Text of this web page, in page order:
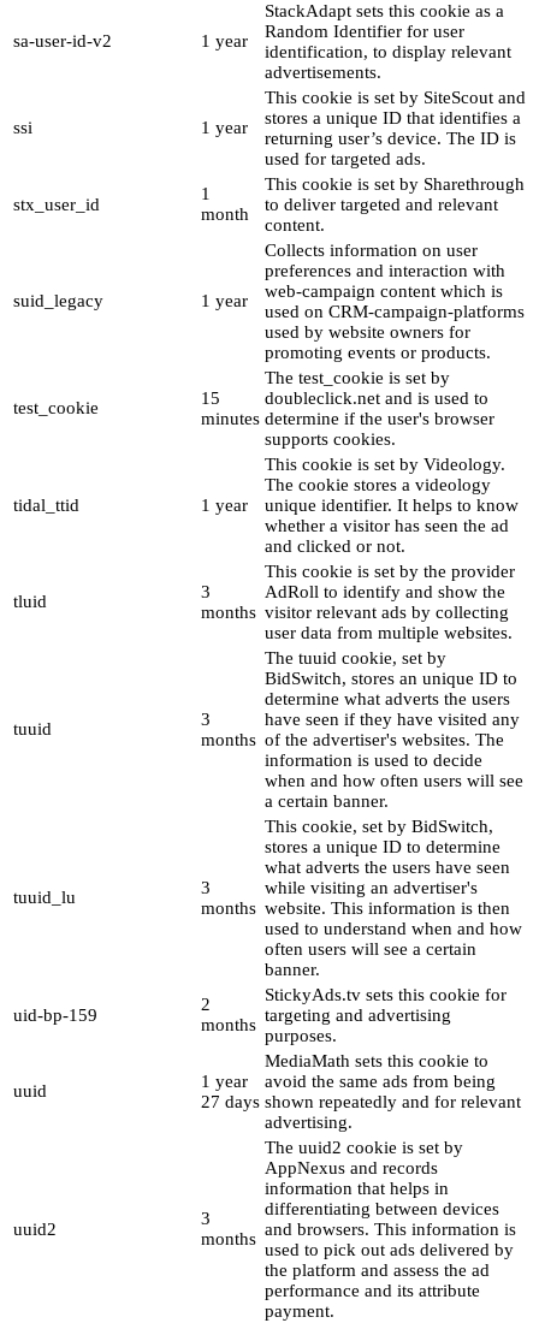
sa-user-id-v2 1 year
StackAdapt sets this cookie as a
Random Identifier for user
identification, to display relevant
advertisements.
ssi 1 year
This cookie is set by SiteScout and
stores a unique ID that identifies a
returning user’s device. The ID is
used for targeted ads.
stx_user_id
1
month
This cookie is set by Sharethrough
to deliver targeted and relevant
content.
suid_legacy 1 year
Collects information on user
preferences and interaction with
web-campaign content which is
used on CRM-campaign-platforms
used by website owners for
promoting events or products.
test_cookie
15
minutes
The test_cookie is set by
doubleclick.net and is used to
determine if the user's browser
supports cookies.
tidal_ttid 1 year
This cookie is set by Videology.
The cookie stores a videology
unique identifier. It helps to know
whether a visitor has seen the ad
and clicked or not.
tluid
3
months
This cookie is set by the provider
AdRoll to identify and show the
visitor relevant ads by collecting
user data from multiple websites.
tuuid
3
months
The tuuid cookie, set by
BidSwitch, stores an unique ID to
determine what adverts the users
have seen if they have visited any
of the advertiser's websites. The
information is used to decide
when and how often users will see
a certain banner.
tuuid_lu
3
months
This cookie, set by BidSwitch,
stores a unique ID to determine
what adverts the users have seen
while visiting an advertiser's
website. This information is then
used to understand when and how
often users will see a certain
banner.
uid-bp-159
2
months
StickyAds.tv sets this cookie for
targeting and advertising
purposes.
uuid
1 year
27 days
MediaMath sets this cookie to
avoid the same ads from being
shown repeatedly and for relevant
advertising.
uuid2
3
months
The uuid2 cookie is set by
AppNexus and records
information that helps in
differentiating between devices
and browsers. This information is
used to pick out ads delivered by
the platform and assess the ad
performance and its attribute
payment.